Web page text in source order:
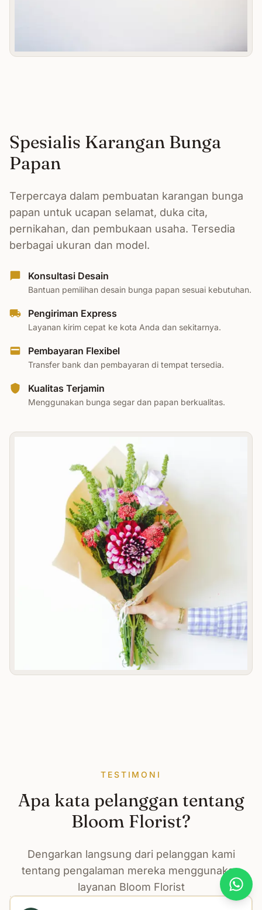
Spesialis Karangan Bunga
Papan
Terpercaya dalam pembuatan karangan bunga
papan untuk ucapan selamat, duka cita,
pernikahan, dan pembukaan usaha. Tersedia
berbagai ukuran dan model.
Konsultasi Desain
Bantuan pemilihan desain bunga papan sesuai kebutuhan.
Pengiriman Express
Layanan kirim cepat ke kota Anda dan sekitarnya.
Pembayaran Flexibel
Transfer bank dan pembayaran di tempat tersedia.
Kualitas Terjamin
Menggunakan bunga segar dan papan berkualitas.
TESTIMONI
Apa kata pelanggan tentang
Bloom Florist?
Dengarkan langsung dari pelanggan kami
tentang pengalaman mereka menggunakan
layanan Bloom Florist